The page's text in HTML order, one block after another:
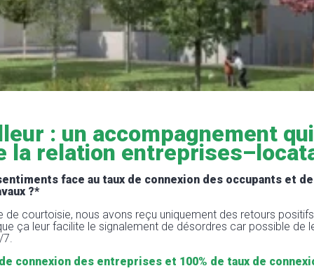
: un accompagnement qui
la relation
face au taux de connexion des occupants et
?*
de courtoisie, nous avons reçu uniquement des retours
ça leur facilite le signalement de désordres car possible de
7.
connexion des entreprises et 100% de taux de